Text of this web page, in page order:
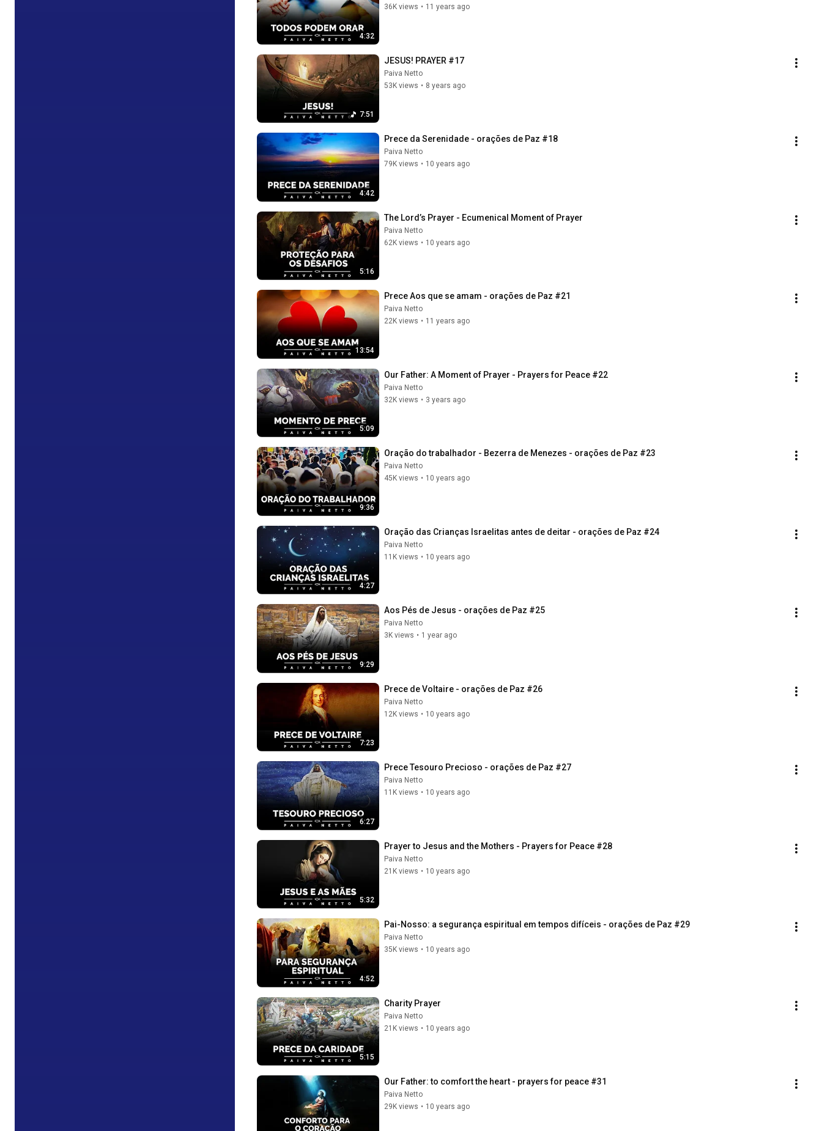
4:32
36K views • 11 years ago
7:51
JESUS! PRAYER #17
Paiva Netto
53K views • 8 years ago
4:42
Prece da Serenidade - orações de Paz #18
Paiva Netto
79K views • 10 years ago
5:16
The Lord’s Prayer - Ecumenical Moment of Prayer
Paiva Netto
62K views • 10 years ago
13:54
Prece Aos que se amam - orações de Paz #21
Paiva Netto
22K views • 11 years ago
5:09
Our Father: A Moment of Prayer - Prayers for Peace #22
Paiva Netto
32K views • 3 years ago
9:36
Oração do trabalhador - Bezerra de Menezes - orações de Paz #23
Paiva Netto
45K views • 10 years ago
4:27
Oração das Crianças Israelitas antes de deitar - orações de Paz #24
Paiva Netto
11K views • 10 years ago
9:29
Aos Pés de Jesus - orações de Paz #25
Paiva Netto
3K views • 1 year ago
7:23
Prece de Voltaire - orações de Paz #26
Paiva Netto
12K views • 10 years ago
6:27
Prece Tesouro Precioso - orações de Paz #27
Paiva Netto
11K views • 10 years ago
5:32
Prayer to Jesus and the Mothers - Prayers for Peace #28
Paiva Netto
21K views • 10 years ago
4:52
Pai-Nosso: a segurança espiritual em tempos difíceis - orações de Paz #29
Paiva Netto
35K views • 10 years ago
5:15
Charity Prayer
Paiva Netto
21K views • 10 years ago
Our Father: to comfort the heart - prayers for peace #31
Paiva Netto
29K views • 10 years ago